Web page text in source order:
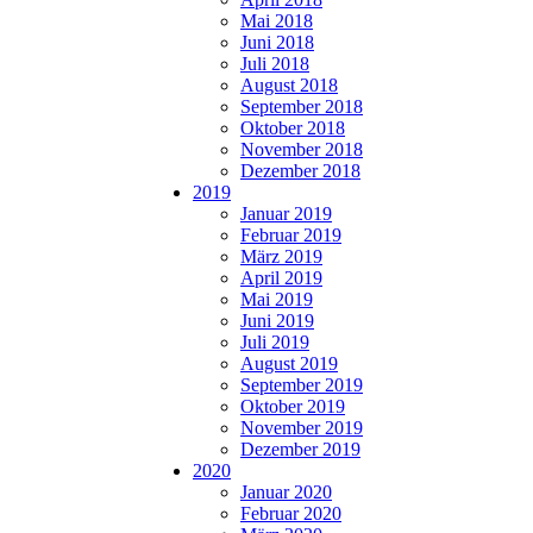
Mai 2018
Juni 2018
Juli 2018
August 2018
September 2018
Oktober 2018
November 2018
Dezember 2018
2019
Januar 2019
Februar 2019
März 2019
April 2019
Mai 2019
Juni 2019
Juli 2019
August 2019
September 2019
Oktober 2019
November 2019
Dezember 2019
2020
Januar 2020
Februar 2020